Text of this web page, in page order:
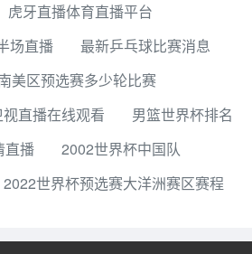
虎牙直播体育直播平台
场直播
最新乒乓球比赛消息
美区预选赛多少轮比赛
直播在线观看
男篮世界杯排名
直播
2002世界杯中国队
2022世界杯预选赛大洋洲赛区赛程